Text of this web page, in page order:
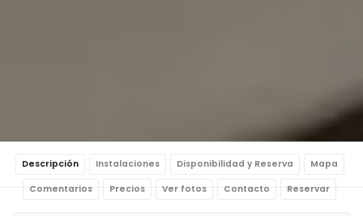
Descripción Instalaciones Disponibilidad y Reserva Mapa
Comentarios Precios Ver fotos Contacto Reservar